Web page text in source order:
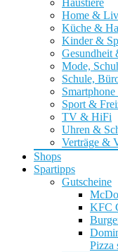
Haustiere
Home &
Küche &
Kinder &
Gesundheit
Mode,
Schule,
Sport &
TV & HiFi
Uhren &
Verträge &
Shops
Spartipps
Gutscheine
KFC
Pizza